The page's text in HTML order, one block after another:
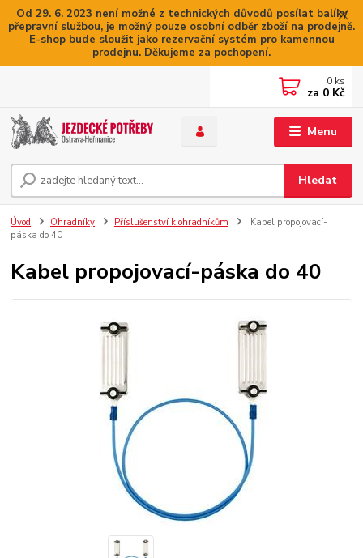
Od 29. 6. 2023 není možné z technických důvodů posílat balíky
přepravní službou, je možný pouze osobní odběr zboží na prodejně.
E-shop bude sloužit jako rezervační systém pro kamennou
prodejnu. Děkujeme za pochopení.
Menu
Hledat
0 ks
za 0 Kč
Úvod Ohradníky Příslušenství k ohradníkům
Kabel propojovací-
páska do 40
Kabel propojovací-páska do 40